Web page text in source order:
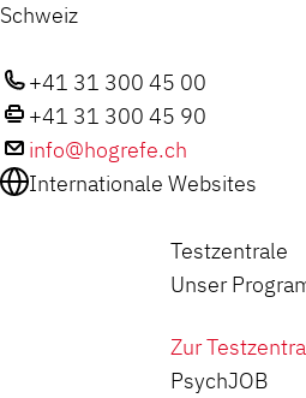
Schweiz
+41 31 300 45 00
+41 31 300 45 90
info@hogrefe.ch
Internationale Websites
Testzentrale
Unser
Zur
PsychJOB